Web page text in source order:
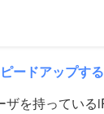
ードアップす
ザを持っている